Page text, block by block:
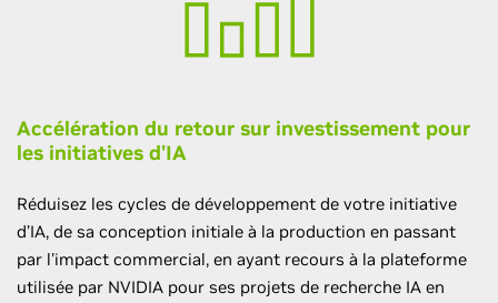
Accélération du retour sur investissement pour
les initiatives d'IA
Réduisez les cycles de développement de votre initiative
d’IA, de sa conception initiale à la production en passant
par l'impact commercial, en ayant recours à la plateforme
utilisée par NVIDIA pour ses projets de recherche IA en